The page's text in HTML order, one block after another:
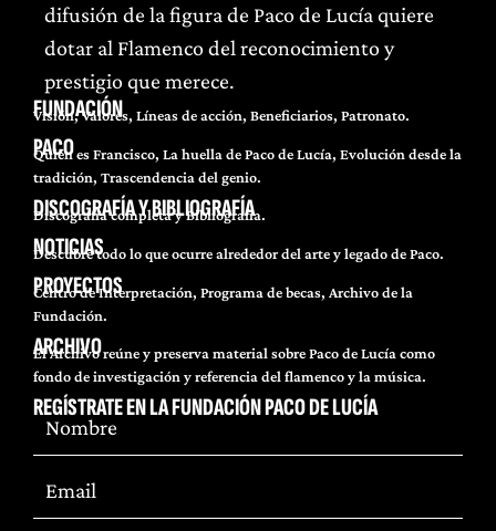
difusión de la figura de Paco de Lucía quiere
dotar al Flamenco del reconocimiento y
prestigio que merece.
FUNDACIÓN
Visión, Valores, Líneas de acción, Beneficiarios, Patronato.
PACO
Quién es Francisco, La huella de Paco de Lucía, Evolución desde la
tradición, Trascendencia del genio.
DISCOGRAFÍA Y BIBLIOGRAFÍA
Discografía completa y Bibliografía.
NOTICIAS
Descubre todo lo que ocurre alrededor del arte y legado de Paco.
PROYECTOS
Centro de Interpretación, Programa de becas, Archivo de la
Fundación.
ARCHIVO
El Archivo reúne y preserva material sobre Paco de Lucía como
fondo de investigación y referencia del flamenco y la música.
REGÍSTRATE EN LA FUNDACIÓN PACO DE LUCÍA